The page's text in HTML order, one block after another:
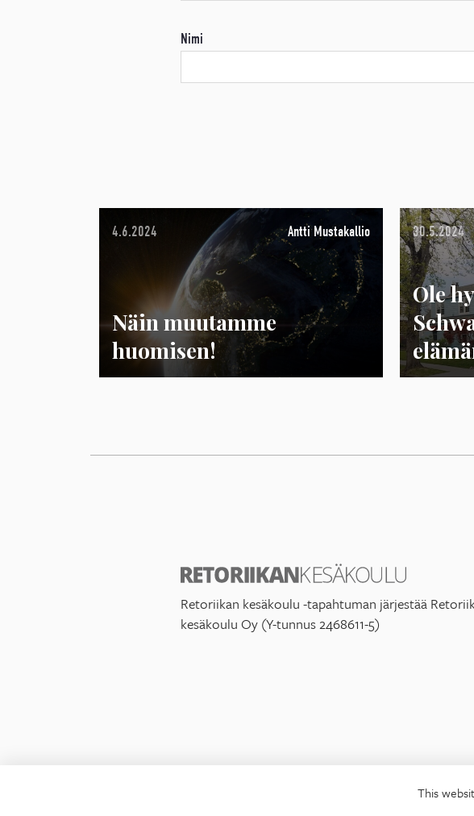
This
Nimi
4.6.2024 Antti Mustakallio
Näin muutamme
huomisen!
30.5.2024
Ole
Retoriikan kesäkoulu -tapahtuman järjestää
kesäkoulu Oy (Y-tunnus 2468611-5)